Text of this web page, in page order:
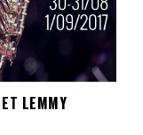
LEMMY